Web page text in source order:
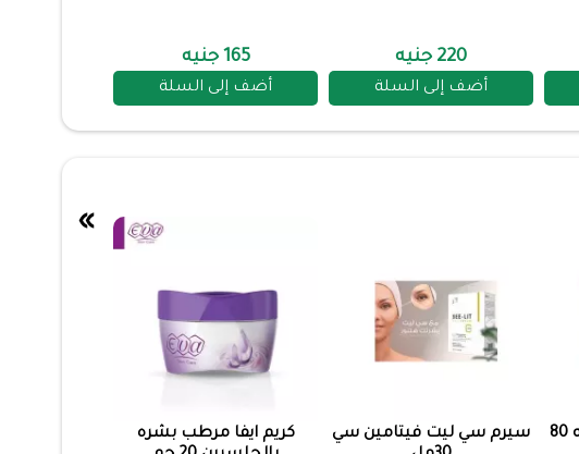
220 جنيه
أضف إلى السلة
165 جنيه
أضف إلى السلة
صابونة هاى ديرم مرطبه 80
سيرم سي ليت فيتامين سي
كريم ايفا مرطب بشره
»